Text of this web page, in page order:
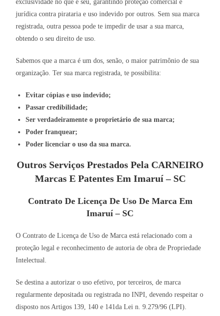
exclusividade no que é seu, garantindo proteção comercial e
jurídica contra pirataria e uso indevido por outros. Sem sua marca
registrada, outra pessoa pode te impedir de usar a sua marca,
obtendo o seu direito de uso.
Sabemos que a marca é um dos, senão, o maior patrimônio de sua
organização. Ter sua marca registrada, te possibilita:
Evitar cópias e uso indevido;
Passar credibilidade;
Ser verdadeiramente o proprietário de sua marca;
Poder franquear;
Poder licenciar o uso da sua marca.
Outros Serviços Prestados Pela CARNEIRO
Marcas E Patentes Em Imaruí – SC
Contrato De Licença De Uso De Marca Em
Imaruí – SC
O Contrato de Licença de Uso de Marca está relacionado com a
proteção legal e reconhecimento de autoria de obra de Propriedade
Intelectual.
Se destina a autorizar o uso efetivo, por terceiros, de marca
regularmente depositada ou registrada no INPI, devendo respeitar o
disposto nos Artigos 139, 140 e 141da Lei n. 9.279/96 (LPI).